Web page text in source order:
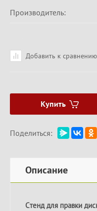
Производитель:
Добавить к сравнению
Купить
Поделиться:
Описание
Стенд для правки